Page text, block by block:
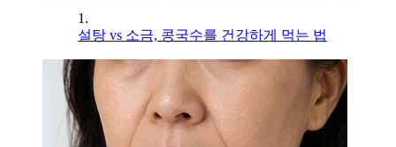
1.
설탕 vs 소금, 콩국수를 건강하게 먹는 법